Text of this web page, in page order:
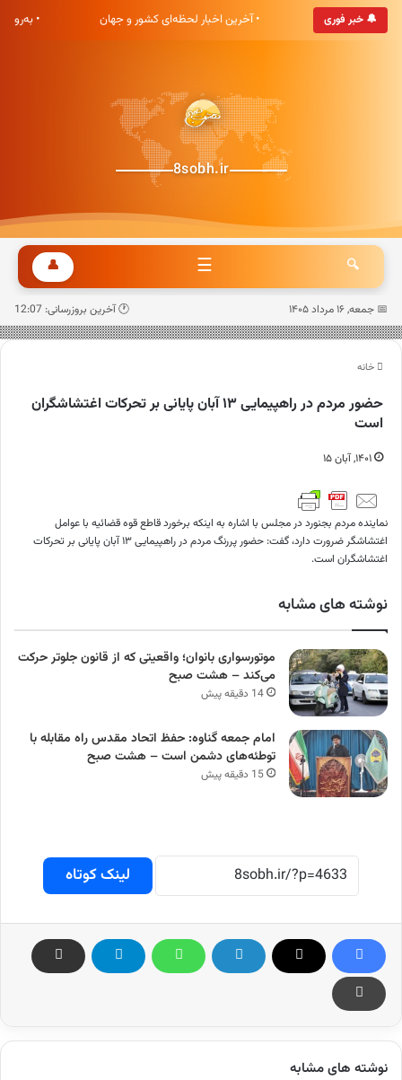
🔔 خبر فوری
صبح خوش آمدید • آخرین اخبار لحظه‌ای کشور و جهان •
8sobh.ir
🔍
☰
👤
📅 جمعه, ۱۶ مرداد ۱۴۰۵ 🕐 آخرین بروزرسانی: 12:07
خانه
حضور مردم در راهپیمایی ۱۳ آبان پایانی بر تحرکات اغتشاشگران
است
۱۴۰۱, آبان ۱۵
نماینده مردم بجنورد در مجلس با اشاره به اینکه برخورد قاطع قوه قضائیه با عوامل
اغتشاشگر ضرورت دارد، گفت: حضور پررنگ مردم در راهپیمایی ۱۳ آبان پایانی بر تحرکات
اغتشاشگران است.
نوشته های مشابه
موتورسواری بانوان؛ واقعیتی که از قانون جلوتر حرکت
می‌کند – هشت صبح
14 دقیقه پیش
امام جمعه گناوه: حفظ اتحاد مقدس راه مقابله با
توطئه‌های دشمن است – هشت صبح
15 دقیقه پیش
لینک کوتاه
نوشته های مشابه